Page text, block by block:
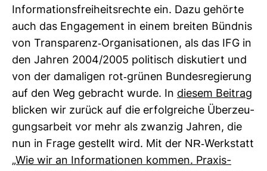
Infor­ma­ti­ons­frei­heits­rechte ein. Dazu gehörte
auch das Enga­ge­ment in einem breiten Bündnis
von Trans­pa­renz-​Orga­ni­sa­tionen, als das IFG in
den Jahren 2004/2005 poli­tisch dis­ku­tiert und
von der dama­ligen rot-​grünen Bun­des­re­gie­rung
auf den Weg gebracht wurde. In diesem Bei­trag
bli­cken wir zurück auf die erfolg­reiche Über­zeu­
gungs­ar­beit vor mehr als zwanzig Jahren, die
nun in Frage gestellt wird. Mit der NR-​​Werkstatt
„Wie wir an Infor­ma­tionen kommen. Pra­xis­